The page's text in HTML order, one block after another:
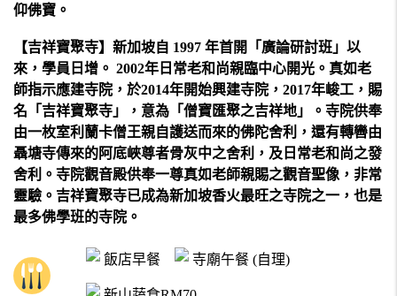
仰佛寶。
【吉祥寶聚寺】新加坡自 1997 年首開「廣論研討班」以
來，學員日增。 2002年日常老和尚親臨中心開光。真如老
師指示應建寺院，於2014年開始興建寺院，2017年峻工，賜
名「吉祥寶聚寺」，意為「僧寶匯聚之吉祥地」。寺院供奉
由一枚室利蘭卡僧王親自護送而來的佛陀舍利，還有轉轡由
聶塘寺傳來的阿底峽尊者骨灰中之舍利，及日常老和尚之發
舍利。寺院觀音殿供奉一尊真如老師親賜之觀音聖像，非常
靈驗。吉祥寶聚寺已成為新加坡香火最旺之寺院之一，也是
最多佛學班的寺院。
飯店早餐 寺廟午餐 (自理)